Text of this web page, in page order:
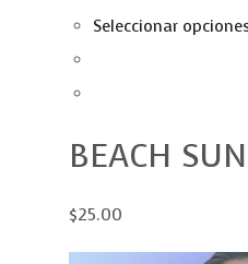
Seleccionar
BEACH
$25.00